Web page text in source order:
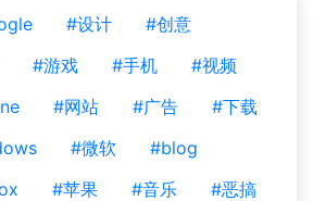
#设计
#创意
#游戏 #手机
#视频
#网站 #广告
#下载
#微软
#blog
#苹果 #音乐
#恶搞